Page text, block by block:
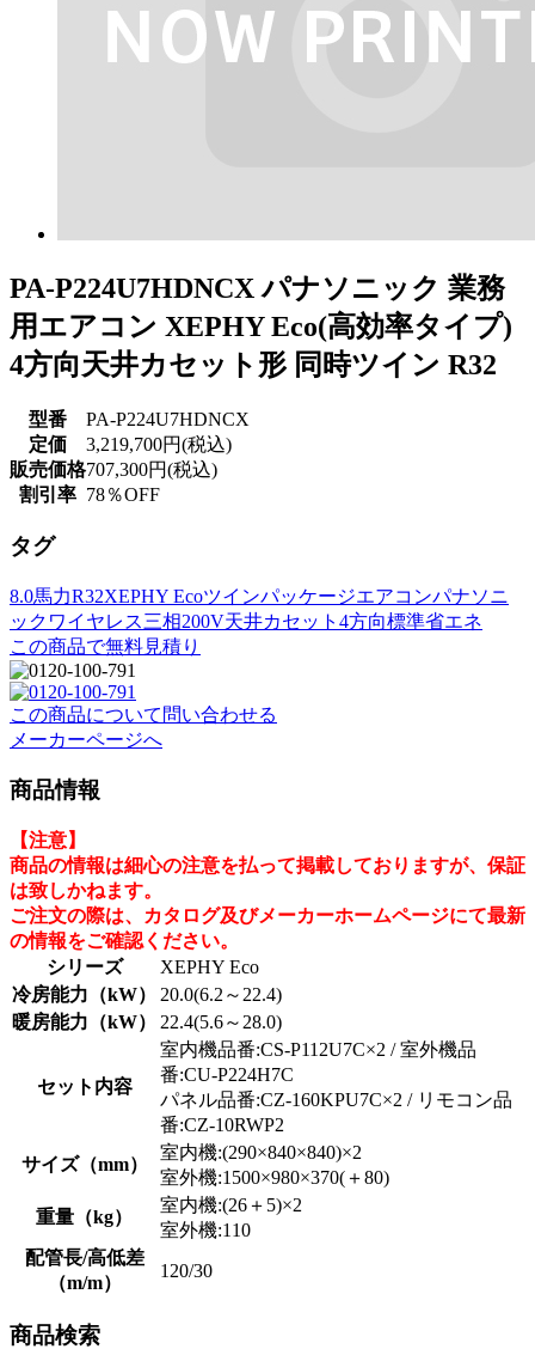
PA-P224U7HDNCX パナソニック 業務
用エアコン XEPHY Eco(高効率タイプ)
4方向天井カセット形 同時ツイン R32
型番
PA-P224U7HDNCX
定価
3,219,700円(税込)
販売価格707,300円(税込)
割引率 78％OFF
タグ
8.0馬力R32XEPHY Ecoツインパッケージエアコンパナソニ
ック ワイヤレス三相200V天井カセット4方向標準省エネ
この商品で無料見積り
この商品について問い合わせる
メーカーページへ
商品情報
【注意】
商品の情報は細心の注意を払って掲載しておりますが、保証
は致しかねます。
ご注文の際は、カタログ及びメーカーホームページにて最新
の情報をご確認ください。
シリーズ
XEPHY Eco
冷房能力（kW）
20.0(6.2～22.4)
暖房能力（kW）
22.4(5.6～28.0)
セット内容
室内機品番:CS-P112U7C×2 / 室外機品
番:CU-P224H7C
パネル品番:CZ-160KPU7C×2 / リモコン品
番:CZ-10RWP2
サイズ（mm）
室内機:(290×840×840)×2
室外機:1500×980×370(＋80)
重量（kg）
室内機:(26＋5)×2
室外機:110
配管長/高低差
（m/m）
120/30
商品検索